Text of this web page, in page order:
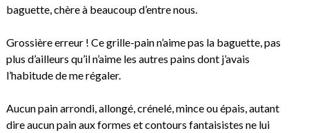
baguette, chère à beaucoup d’entre nous.
Grossière erreur ! Ce grille-pain n’aime pas la baguette, pas
plus d’ailleurs qu’il n’aime les autres pains dont j’avais
l’habitude de me régaler.
Aucun pain arrondi, allongé, crénelé, mince ou épais, autant
dire aucun pain aux formes et contours fantaisistes ne lui